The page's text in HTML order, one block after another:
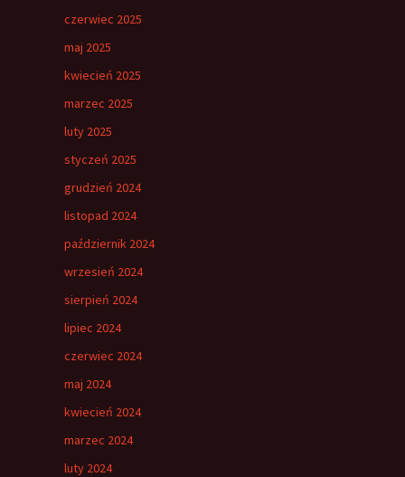
czerwiec 2025
maj 2025
kwiecień 2025
marzec 2025
luty 2025
styczeń 2025
grudzień 2024
listopad 2024
październik 2024
wrzesień 2024
sierpień 2024
lipiec 2024
czerwiec 2024
maj 2024
kwiecień 2024
marzec 2024
luty 2024